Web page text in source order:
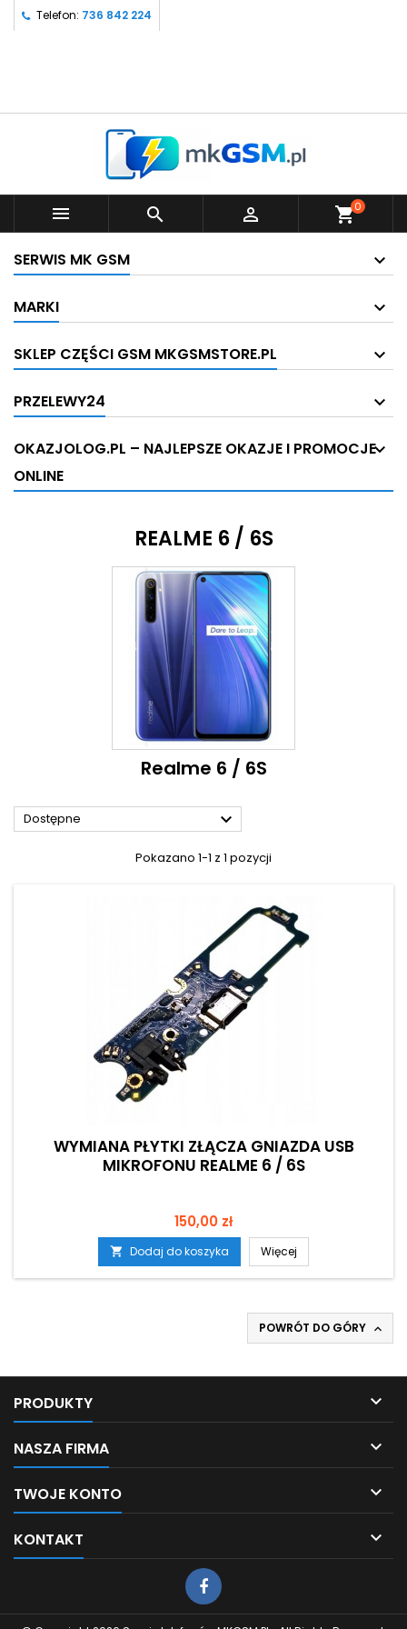
Telefon: 736 842 224
   shopping_cart0
SERWIS MK GSM
MARKI
SKLEP CZĘŚCI GSM MKGSMSTORE.PL
PRZELEWY24
OKAZJOLOG.PL – NAJLEPSZE OKAZJE I PROMOCJE
ONLINE
REALME 6 / 6S
Realme 6 / 6S
Dostępne 
Pokazano 1-1 z 1 pozycji
WYMIANA PŁYTKI ZŁĄCZA GNIAZDA USB
MIKROFONU REALME 6 / 6S
Cena
150,00 zł
 Dodaj do koszyka Więcej
POWRÓT DO GÓRY 
PRODUKTY 
NASZA FIRMA 
TWOJE KONTO 
KONTAKT 